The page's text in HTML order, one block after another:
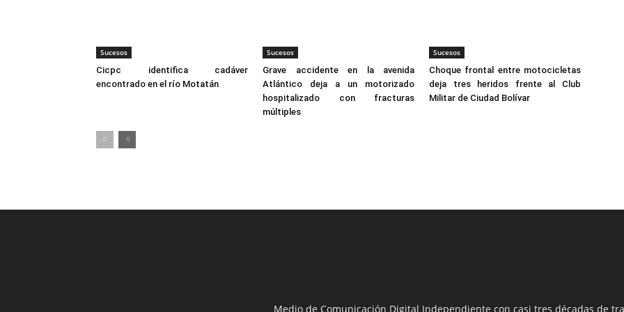
Sucesos
Cicpc identifica cadáver
encontrado en el río Motatán
Sucesos
Grave accidente en la avenida
Atlántico deja a un motorizado
hospitalizado con fracturas
múltiples
Sucesos
Choque frontal entre motocicletas
deja tres heridos frente al Club
Militar de Ciudad Bolívar
Medio de Comunicación Digital Independiente con casi tres décadas de